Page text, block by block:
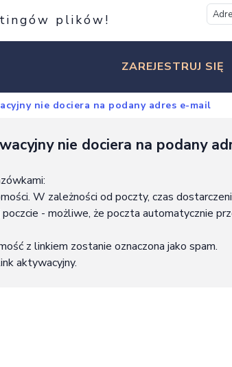
plików!
ZAREJESTRUJ SIĘ
nie dociera na podany adres e-mail
nie dociera na podany
W zależności od poczty, czas
- możliwe, że poczta automatycznie
z linkiem zostanie oznaczona jako spam.
aktywacyjny.